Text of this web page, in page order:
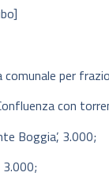
per
con
Boggia’, 3.000;